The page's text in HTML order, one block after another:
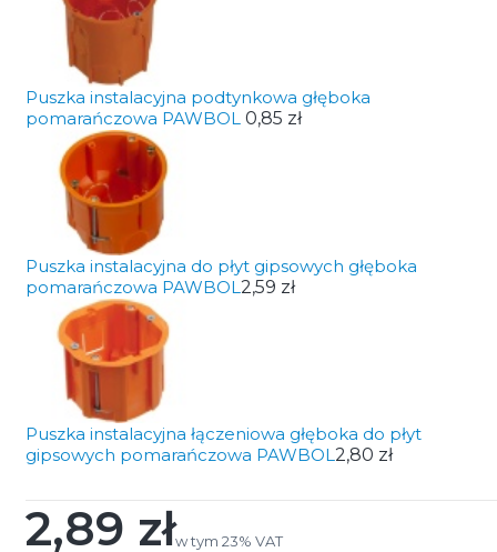
Puszka instalacyjna podtynkowa głęboka
pomarańczowa PAWBOL 0,85 zł
Puszka instalacyjna do płyt gipsowych głęboka
pomarańczowa PAWBOL 2,59 zł
Puszka instalacyjna łączeniowa głęboka do płyt
gipsowych pomarańczowa PAWBOL2,80 zł
Cena
2,89 złw tym 23% VAT
w tym 23% VAT